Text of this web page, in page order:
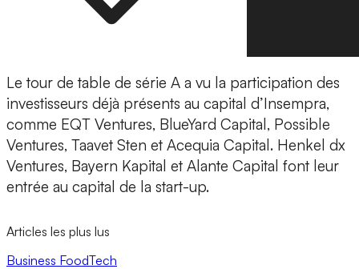
Le tour de table de série A a vu la participation des
investisseurs déjà présents au capital d’Insempra,
comme EQT Ventures, BlueYard Capital, Possible
Ventures, Taavet Sten et Acequia Capital. Henkel dx
Ventures, Bayern Kapital et Alante Capital font leur
entrée au capital de la start-up.
Articles les plus lus
Business FoodTech